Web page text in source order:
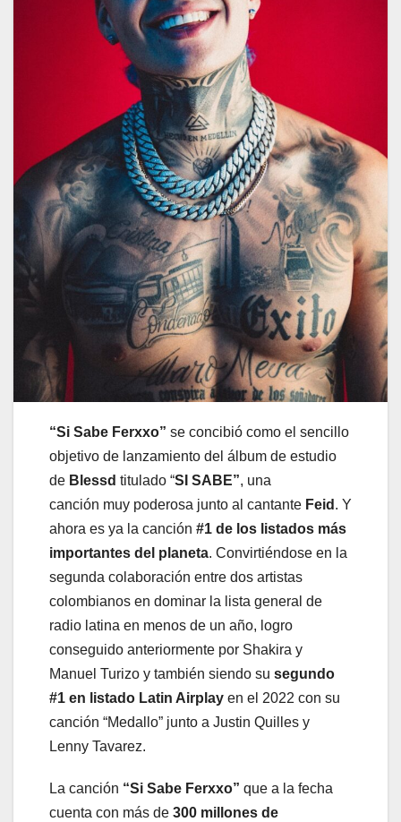
“Si Sabe Ferxxo” se concibió como el sencillo
objetivo de lanzamiento del álbum de estudio
de Blessd titulado “SI SABE”, una
canción muy poderosa junto al cantante Feid . Y
ahora es ya la canción #1 de los listados más
importantes del planeta. Convirtiéndose en la
segunda colaboración entre dos artistas
colombianos en dominar la lista general de
radio latina en menos de un año, logro
conseguido anteriormente por Shakira y
Manuel Turizo y también siendo su segundo
#1 en listado Latin Airplay en el 2022 con su
canción “Medallo” junto a Justin Quilles y
Lenny Tavarez.
La canción “Si Sabe Ferxxo” que a la fecha
cuenta con más de 300 millones de